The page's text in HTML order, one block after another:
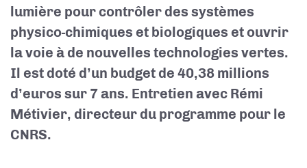
lumière pour contrôler des systèmes
physico-chimiques et biologiques et ouvrir
la voie à de nouvelles technologies vertes.
Il est doté d’un budget de 40,38 millions
d’euros sur 7 ans. Entretien avec Rémi
Métivier, directeur du programme pour le
CNRS.